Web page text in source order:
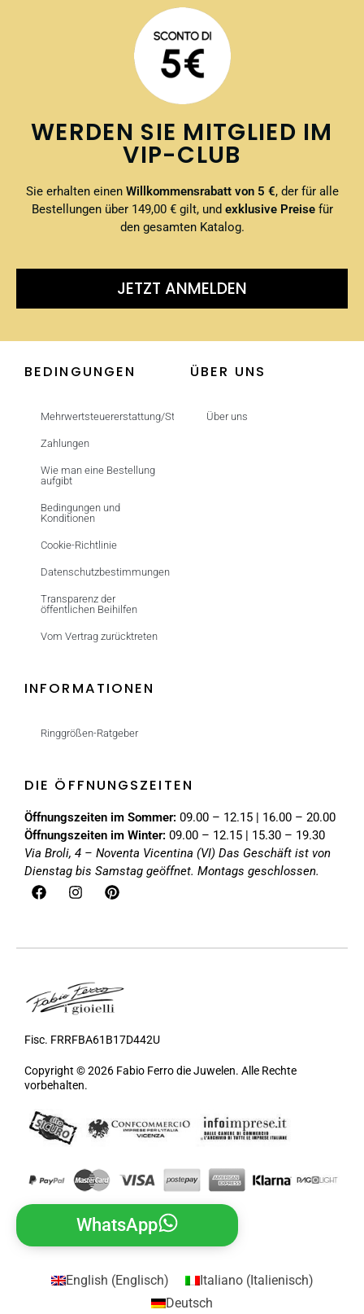
WERDEN SIE MITGLIED IM
VIP-CLUB
Sie erhalten einenWillkommensrabatt von 5 €, der für alle
Bestellungen über 149,00 € gilt, und exklusive Preisefür
den gesamten Katalog.
JETZT ANMELDEN
BEDINGUNGEN
Mehrwertsteuererstattung/Steuerfrei
Zahlungen
Wie man eine Bestellung
aufgibt
Bedingungen und
Konditionen
Cookie-Richtlinie
Datenschutzbestimmungen
Transparenz der
öffentlichen Beihilfen
Vom Vertrag zurücktreten
ÜBER UNS
Über uns
INFORMATIONEN
Ringgrößen-Ratgeber
DIE ÖFFNUNGSZEITEN
Öffnungszeiten im Sommer: 09.00 – 12.15 | 16.00 – 20.00
Öffnungszeiten im Winter: 09.00 – 12.15 | 15.30 – 19.30
Via Broli, 4 – Noventa Vicentina (VI) Das Geschäft ist von
Dienstag bis Samstag geöffnet. Montags geschlossen.
Fisc. FRRFBA61B17D442U
Copyright © 2026 Fabio Ferro die Juwelen. Alle Rechte
vorbehalten.
WhatsApp
English (Englisch) Italiano(Italienisch)
Deutsch